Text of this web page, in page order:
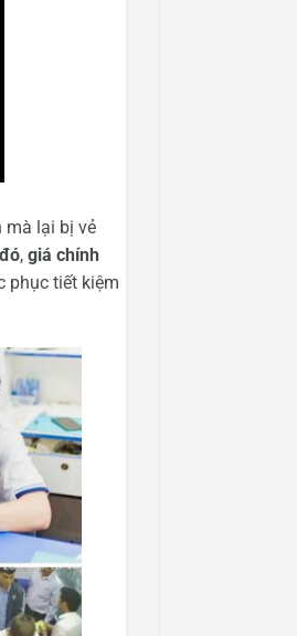
mà lại bị vẻ
, giá chính
phục tiết kiệm